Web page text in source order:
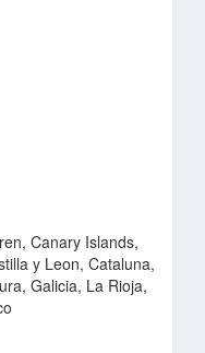
Canary Islands,
y Leon, Cataluna,
Galicia, La Rioja,